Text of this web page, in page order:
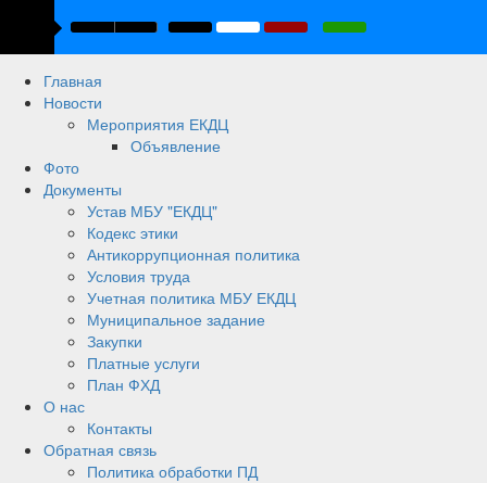
Главная
Новости
Мероприятия ЕКДЦ
Объявление
Фото
Документы
Устав МБУ "ЕКДЦ"
Кодекс этики
Антикоррупционная политика
Условия труда
Учетная политика МБУ ЕКДЦ
Муниципальное задание
Закупки
Платные услуги
План ФХД
О нас
Контакты
Обратная связь
Политика обработки ПД